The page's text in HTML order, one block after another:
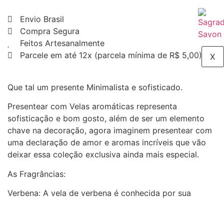
X
Envio Brasil
Compra Segura
Feitos Artesanalmente
Parcele em até 12x (parcela mínima de R$ 5,00)
Que tal um presente Minimalista e sofisticado.
Presentear com Velas aromáticas representa
sofisticação e bom gosto, além de ser um elemento
chave na decoração, agora imaginem presentear com
uma declaração de amor e aromas incríveis que vão
deixar essa coleção exclusiva ainda mais especial.
As Fragrâncias:
Verbena: A vela de verbena é conhecida por sua